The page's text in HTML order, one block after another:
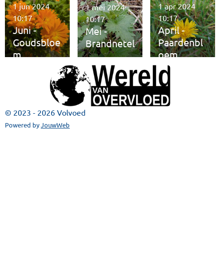
Juni -
Goudsbloe
m
1 jun 2024
10:17
Mei -
Brandnetel
1 mei 2024
10:17
April -
Paardenbl
oem
1 apr 2024
10:17
© 2023 - 2026 Volvoed
Powered byJouwWeb